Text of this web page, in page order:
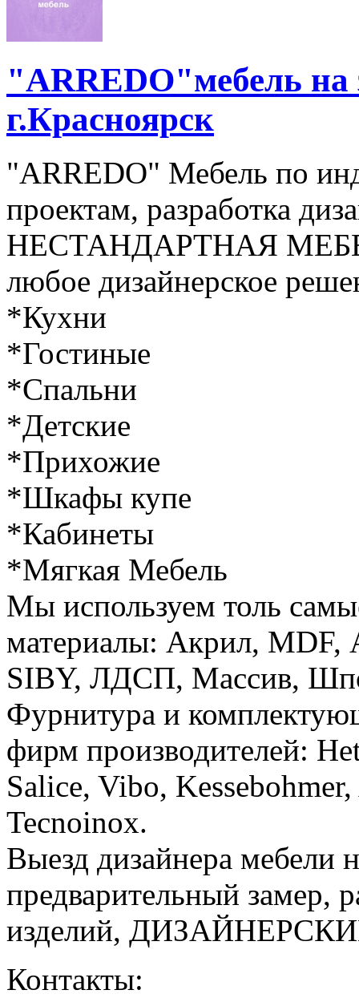
"ARREDO"мебель на
г.Красноярск
"ARREDO" Мебель по
проектам, разработка
НЕСТАНДАРТНАЯ
любое дизайнерское
*Кухни
*Гостиные
*Спальни
*Детские
*Прихожие
*Шкафы купе
*Кабинеты
*Мягкая Мебель
Мы используем толь
материалы: Акрил, MDF,
SIBY, ЛДСП, Массив,
Фурнитура и
фирм производителей:
Salice, Vibo,
Tecnoinox.
Выезд дизайнера мебели
предварительный замер,
изделий,
Контакты: